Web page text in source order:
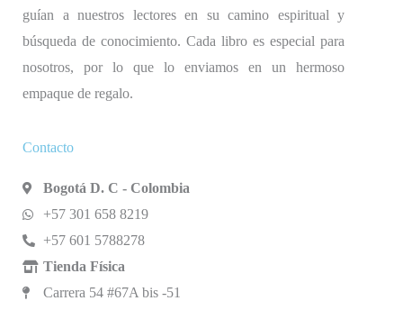
guían a nuestros lectores en su camino espiritual y
búsqueda de conocimiento. Cada libro es especial para
nosotros, por lo que lo enviamos en un hermoso
empaque de regalo.
Contacto
Bogotá D. C - Colombia
+57 301 658 8219
+57 601 5788278
Tienda Física
Carrera 54 #67A bis -51